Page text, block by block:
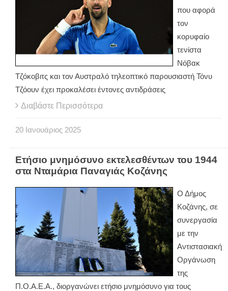
που αφορά
τον
κορυφαίο
τενίστα
Νόβακ
Τζόκοβιτς και τον Αυστραλό τηλεοπτικό παρουσιαστή Τόνυ
Τζόουν έχει προκαλέσει έντονες αντιδράσεις
Διαβάστε Περισσότερα
20 Ιανουάριος 2025
Ετήσιο μνημόσυνο εκτελεσθέντων του 1944
στα Νταμάρια Παναγιάς Κοζάνης
Ο Δήμος
Κοζάνης, σε
συνεργασία
με την
Αντιστασιακή
Οργάνωση
της
Π.Ο.Α.Ε.Α., διοργανώνει ετήσιο μνημόσυνο για τους